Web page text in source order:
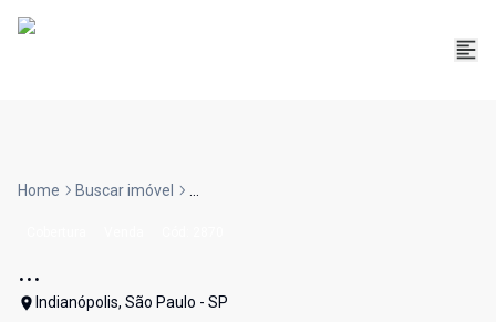
Home Buscar imóvel ...
...
Indianópolis, São Paulo - SP